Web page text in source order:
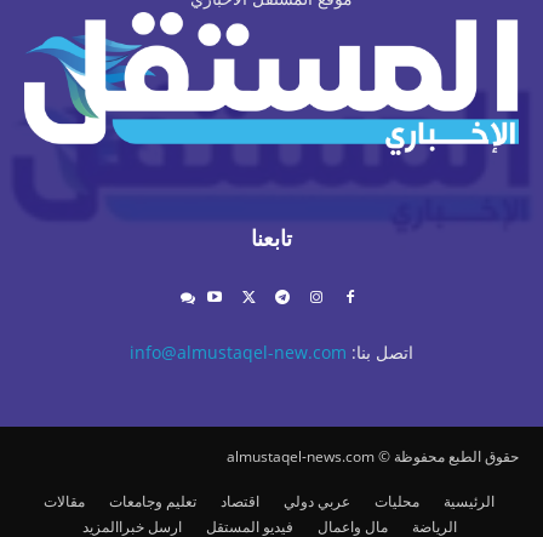
تابعنا
اتصل بنا: info@almustaqel-new.com
حقوق الطبع محفوظة © almustaqel-news.com
الرئيسية محليات عربي دولي اقتصاد تعليم وجامعات
مقالات
الرياضة
مال واعمال فيديو المستقل ارسل خبراالمزيد